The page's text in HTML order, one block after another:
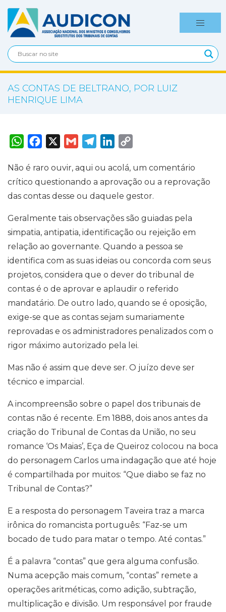
AS CONTAS DE BELTRANO, POR LUIZ
HENRIQUE LIMA
W
h
s
A
p
p
F
a
b
o
o
k
X
G
m
l
T
e
g
r
a
m
L
e
d
I
n
L
i
n
k
Não é raro ouvir, aqui ou acolá, um comentário
crítico questionando a aprovação ou a reprovação
das contas desse ou daquele gestor.
Geralmente tais observações são guiadas pela
simpatia, antipatia, identificação ou rejeição em
relação ao governante. Quando a pessoa se
identifica com as suas ideias ou concorda com seus
projetos, considera que o dever do tribunal de
contas é o de aprovar e aplaudir o referido
mandatário. De outro lado, quando se é oposição,
exige-se que as contas sejam sumariamente
reprovadas e os administradores penalizados com o
rigor máximo autorizado pela lei.
Mas não é assim que deve ser. O juízo deve ser
técnico e imparcial.
A incompreensão sobre o papel dos tribunais de
contas não é recente. Em 1888, dois anos antes da
criação do Tribunal de Contas da União, no seu
romance ‘Os Maias’, Eça de Queiroz colocou na boca
do personagem Carlos uma indagação que até hoje
é compartilhada por muitos: “Que diabo se faz no
Tribunal de Contas?”
E a resposta do personagem Taveira traz a marca
irônica do romancista português: “Faz-se um
bocado de tudo para matar o tempo. Até contas.”
É a palavra “contas” que gera alguma confusão.
Numa acepção mais comum, “contas” remete a
operações aritméticas, como adição, subtração,
multiplicação e divisão. Um responsável por fraude